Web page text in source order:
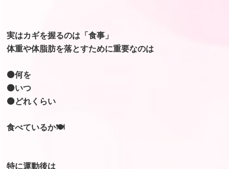
実はカギを握るのは「食事」
体重や体脂肪を落とすために重要なのは
⚫何を
⚫いつ
⚫どれくらい
食べているか🍽️
特に運動後は